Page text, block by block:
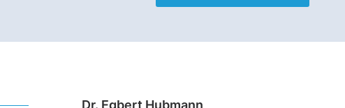
Dr. Egbert Hubmann